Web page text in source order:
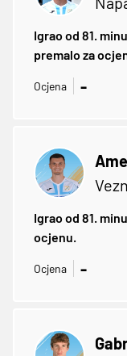
Igrao od 81.
premalo za
Ocjena -
Igrao od 81.
ocjenu.
Ocjena -